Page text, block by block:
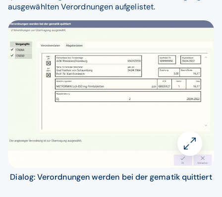
ausgewählten Verordnungen aufgelistet.
Dialog: Verordnungen werden bei der gematik quittiert